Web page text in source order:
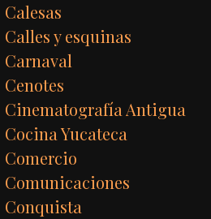
Calesas
Calles y esquinas
Carnaval
Cenotes
Cinematografía Antigua
Cocina Yucateca
Comercio
Comunicaciones
Conquista